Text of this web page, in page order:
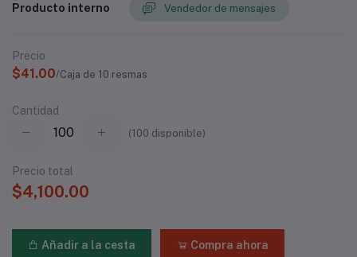
Producto interno Vendedor de mensajes
Precio
$41.00/Caja de 10 resmas
Cantidad
(100 disponible)
Precio total
$4,100.00
Añadir a la cesta Compra ahora